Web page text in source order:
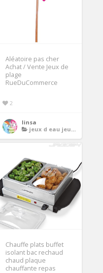
Aléatoire pas cher
Achat / Vente Jeux de
plage
RueDuCommerce
2
linsa
jeux d eau jeux de plage
Chauffe plats buffet
isolant bac rechaud
chaud plaque
chauffante repas